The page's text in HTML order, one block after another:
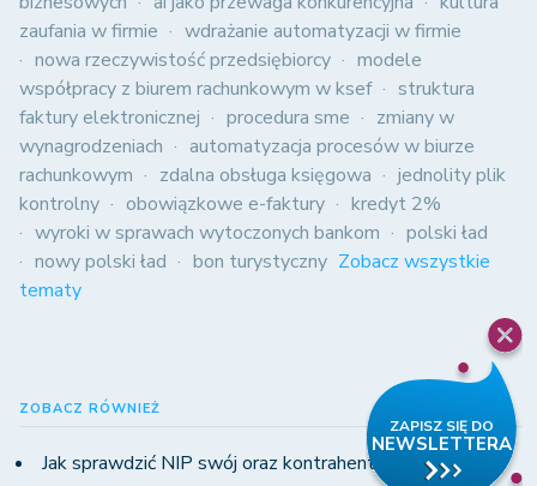
zaufania w firmie
wdrażanie automatyzacji w firmie
nowa rzeczywistość przedsiębiorcy
modele
współpracy z biurem rachunkowym w ksef
struktura
faktury elektronicznej
procedura sme
zmiany w
wynagrodzeniach
automatyzacja procesów w biurze
rachunkowym
zdalna obsługa księgowa
jednolity plik
kontrolny
obowiązkowe e-faktury
kredyt 2%
wyroki w sprawach wytoczonych bankom
polski ład
nowy polski ład
bon turystyczny Zobacz wszystkie
tematy
ZOBACZ RÓWNIEŻ
Jak sprawdzić NIP swój oraz kontrahentów?